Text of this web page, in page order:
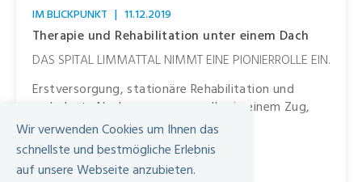
IM BLICKPUNKT | 11.12.2019
Therapie und Rehabilitation unter einem Dach
DAS SPITAL LIMMATTAL NIMMT EINE PIONIERROLLE EIN.
Erstversorgung, stationäre Rehabilitation und
ambulante Nachversorgung – alles in einem Zug,
alles aus …
Mehr
Wir verwenden Cookies um Ihnen das
schnellste und bestmögliche Erlebnis
auf unsere Webseite anzubieten.